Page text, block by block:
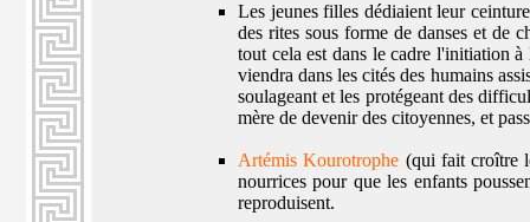
Les jeunes filles dédiaient leur
des rites sous forme de danses et de
tout cela est dans le cadre l'initiation à
viendra dans les cités des humains
soulageant et les protégeant des
mère de devenir des citoyennes, et
Artémis Kourotrophe (qui fait croître
nourrices pour que les enfants
reproduisent.